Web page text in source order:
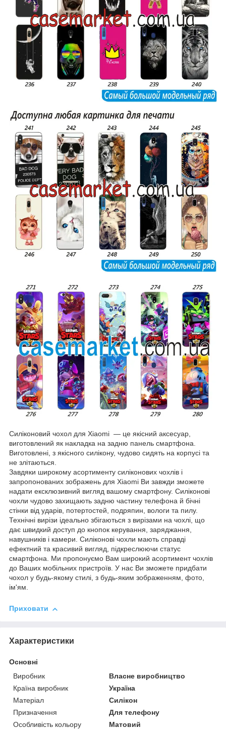
Силіконовий чохол для Xiaomi — це якісний аксесуар,
виготовлений як накладка на задню панель смартфона.
Виготовлені, з якісного силікону, чудово сидять на корпусі та
не злітаються.
Завдяки широкому асортименту силіконових чохлів і
запропонованих зображень для Xiaomi Ви завжди зможете
надати ексклюзивний вигляд вашому смартфону. Силіконові
чохли чудово захищають задню частину телефона й бічні
стінки від ударів, потертостей, подряпин, вологи та пилу.
Технічні вирізи ідеально збігаються з вирізами на чохлі, що
дає швидкий доступ до кнопок керування, заряджання,
навушників і камери. Силіконові чохли мають справді
ефектний та красивий вигляд, підкреслюючи статус
смартфона. Ми пропонуємо Вам широкий асортимент чохлів
до Ваших мобільних пристроїв. У нас Ви зможете придбати
чохол у будь-якому стилі, з будь-яким зображенням, фото,
ім'ям.
Приховати
Характеристики
Основні
Виробник
Власне виробництво
Країна виробник
Україна
Матеріал
Силікон
Призначення
Для телефону
Особливість кольору
Матовий